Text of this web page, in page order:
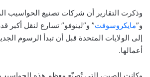
وذكرت التقارير أن شركات تصنيع الحواسيب
و”مايكروسوفت” و”لينوفو” تسارع لنقل أكبر
إلى الولايات المتحدة قبل أن تبدأ الرسوم
أعمالها.